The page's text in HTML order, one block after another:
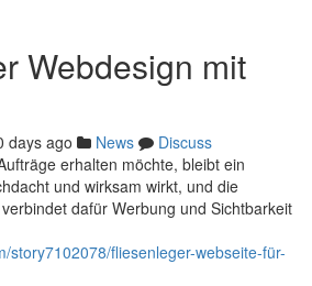
Webdesign mit
days ago News
Discuss
erhalten möchte, bleibt ein
und wirksam wirkt, und die
dafür Werbung und Sichtbarkeit
story7102078/fliesenleger-webseite-für-